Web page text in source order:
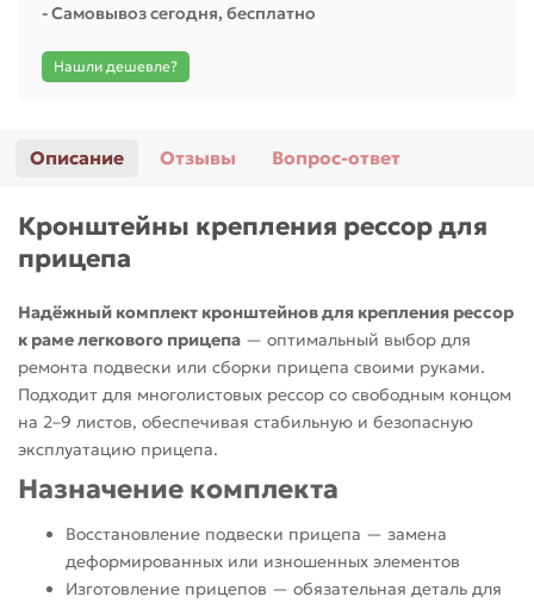
- Самовывоз сегодня, бесплатно
Нашли дешевле?
Описание Отзывы Вопрос-ответ
Кронштейны крепления рессор для
прицепа
Надёжный комплект кронштейнов для крепления рессор
к раме легкового прицепа — оптимальный выбор для
ремонта подвески или сборки прицепа своими руками.
Подходит для многолистовых рессор со свободным концом
на 2–9 листов, обеспечивая стабильную и безопасную
эксплуатацию прицепа.
Назначение комплекта
Восстановление подвески прицепа — замена
деформированных или изношенных элементов
Изготовление прицепов — обязательная деталь для